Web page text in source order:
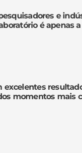
e
é apenas
momentos mais